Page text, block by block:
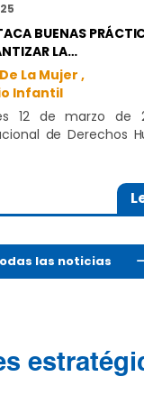
BUENAS
LA…
La Mujer ,
Infantil
12 de marzo de
de Derechos
las noticias